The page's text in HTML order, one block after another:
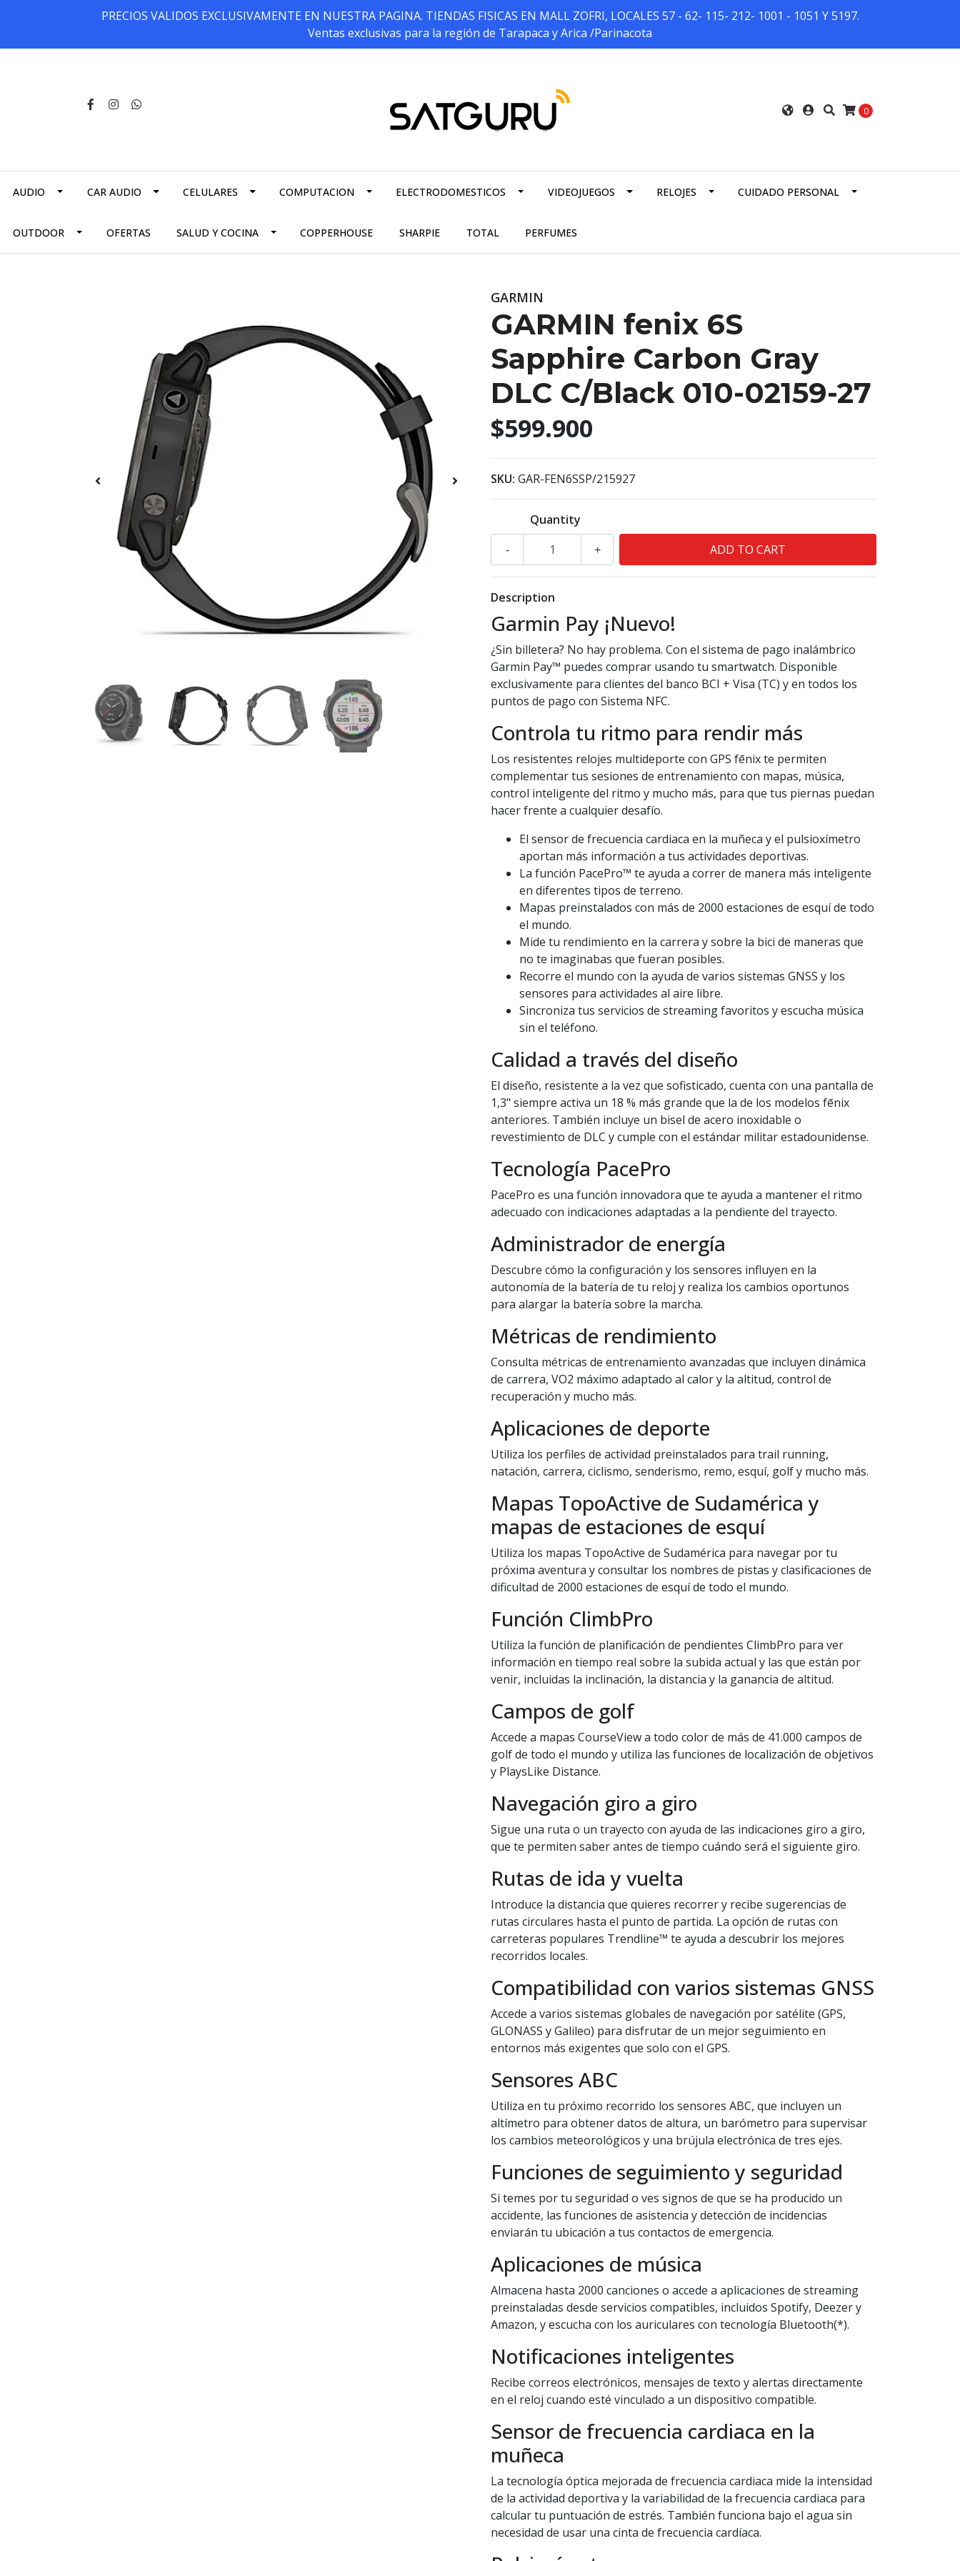
PRECIOS VALIDOS EXCLUSIVAMENTE EN NUESTRA PAGINA. TIENDAS FISICAS EN MALL ZOFRI, LOCALES 57 - 62- 115- 212- 1001 - 1051 Y 5197.
Ventas exclusivas para la región de Tarapaca y Arica /Parinacota
0
AUDIO CAR AUDIO CELULARES COMPUTACION ELECTRODOMESTICOS VIDEOJUEGOS RELOJES CUIDADO PERSONAL
OUTDOOR OFERTAS SALUD Y COCINA COPPERHOUSE SHARPIE TOTAL PERFUMES
GARMIN
GARMIN fenix 6S
Sapphire Carbon Gray
DLC C/Black 010-02159-27
$599.900
SKU: GAR-FEN6SSP/215927
Quantity
+
-
Description
Garmin Pay ¡Nuevo!
¿Sin billetera? No hay problema. Con el sistema de pago inalámbrico
Garmin Pay™ puedes comprar usando tu smartwatch. Disponible
exclusivamente para clientes del banco BCI + Visa (TC) y en todos los
puntos de pago con Sistema NFC.
Controla tu ritmo para rendir más
Los resistentes relojes multideporte con GPS fēnix te permiten
complementar tus sesiones de entrenamiento con mapas, música,
control inteligente del ritmo y mucho más, para que tus piernas puedan
hacer frente a cualquier desafío.
El sensor de frecuencia cardiaca en la muñeca y el pulsioxímetro
aportan más información a tus actividades deportivas.
La función PacePro™ te ayuda a correr de manera más inteligente
en diferentes tipos de terreno.
Mapas preinstalados con más de 2000 estaciones de esquí de todo
el mundo.
Mide tu rendimiento en la carrera y sobre la bici de maneras que
no te imaginabas que fueran posibles.
Recorre el mundo con la ayuda de varios sistemas GNSS y los
sensores para actividades al aire libre.
Sincroniza tus servicios de streaming favoritos y escucha música
sin el teléfono.
Calidad a través del diseño
El diseño, resistente a la vez que sofisticado, cuenta con una pantalla de
1,3" siempre activa un 18 % más grande que la de los modelos fēnix
anteriores. También incluye un bisel de acero inoxidable o
revestimiento de DLC y cumple con el estándar militar estadounidense.
Tecnología PacePro
PacePro es una función innovadora que te ayuda a mantener el ritmo
adecuado con indicaciones adaptadas a la pendiente del trayecto.
Administrador de energía
Descubre cómo la configuración y los sensores influyen en la
autonomía de la batería de tu reloj y realiza los cambios oportunos
para alargar la batería sobre la marcha.
Métricas de rendimiento
Consulta métricas de entrenamiento avanzadas que incluyen dinámica
de carrera, VO2 máximo adaptado al calor y la altitud, control de
recuperación y mucho más.
Aplicaciones de deporte
Utiliza los perfiles de actividad preinstalados para trail running,
natación, carrera, ciclismo, senderismo, remo, esquí, golf y mucho más.
Mapas TopoActive de Sudamérica y
mapas de estaciones de esquí
Utiliza los mapas TopoActive de Sudamérica para navegar por tu
próxima aventura y consultar los nombres de pistas y clasificaciones de
dificultad de 2000 estaciones de esquí de todo el mundo.
Función ClimbPro
Utiliza la función de planificación de pendientes ClimbPro para ver
información en tiempo real sobre la subida actual y las que están por
venir, incluidas la inclinación, la distancia y la ganancia de altitud.
Campos de golf
Accede a mapas CourseView a todo color de más de 41.000 campos de
golf de todo el mundo y utiliza las funciones de localización de objetivos
y PlaysLike Distance.
Navegación giro a giro
Sigue una ruta o un trayecto con ayuda de las indicaciones giro a giro,
que te permiten saber antes de tiempo cuándo será el siguiente giro.
Rutas de ida y vuelta
Introduce la distancia que quieres recorrer y recibe sugerencias de
rutas circulares hasta el punto de partida. La opción de rutas con
carreteras populares Trendline™ te ayuda a descubrir los mejores
recorridos locales.
Compatibilidad con varios sistemas GNSS
Accede a varios sistemas globales de navegación por satélite (GPS,
GLONASS y Galileo) para disfrutar de un mejor seguimiento en
entornos más exigentes que solo con el GPS.
Sensores ABC
Utiliza en tu próximo recorrido los sensores ABC, que incluyen un
altímetro para obtener datos de altura, un barómetro para supervisar
los cambios meteorológicos y una brújula electrónica de tres ejes.
Funciones de seguimiento y seguridad
Si temes por tu seguridad o ves signos de que se ha producido un
accidente, las funciones de asistencia y detección de incidencias
enviarán tu ubicación a tus contactos de emergencia.
Aplicaciones de música
Almacena hasta 2000 canciones o accede a aplicaciones de streaming
preinstaladas desde servicios compatibles, incluidos Spotify, Deezer y
Amazon, y escucha con los auriculares con tecnología Bluetooth(*).
Notificaciones inteligentes
Recibe correos electrónicos, mensajes de texto y alertas directamente
en el reloj cuando esté vinculado a un dispositivo compatible.
Sensor de frecuencia cardiaca en la
muñeca
La tecnología óptica mejorada de frecuencia cardiaca mide la intensidad
de la actividad deportiva y la variabilidad de la frecuencia cardiaca para
calcular tu puntuación de estrés. También funciona bajo el agua sin
necesidad de usar una cinta de frecuencia cardíaca.